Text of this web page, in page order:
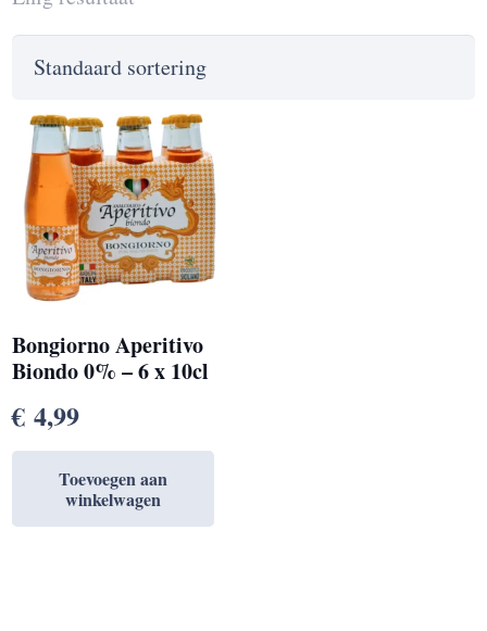
Bongiorno Aperitivo
Biondo 0% – 6 x 10cl
€ 4,99
Toevoegen aan
winkelwagen